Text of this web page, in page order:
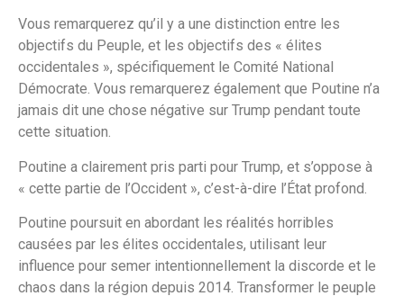
Vous remarquerez qu’il y a une distinction entre les
objectifs du Peuple, et les objectifs des « élites
occidentales », spécifiquement le Comité National
Démocrate. Vous remarquerez également que Poutine n’a
jamais dit une chose négative sur Trump pendant toute
cette situation.
Poutine a clairement pris parti pour Trump, et s’oppose à
« cette partie de l’Occident », c’est-à-dire l’État profond.
Poutine poursuit en abordant les réalités horribles
causées par les élites occidentales, utilisant leur
influence pour semer intentionnellement la discorde et le
chaos dans la région depuis 2014. Transformer le peuple